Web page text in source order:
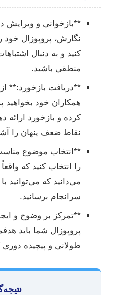
**بازخوانی و ویرایش
نگارش، پروپوزال خود
کنید و به دنبال
منطقی باشید.
**دریافت بازخورد:** از
همکاران خود بخواهید
کرده و بازخورد ارائه
نقاط ضعف پنهان را
**انتخاب موضوع
را انتخاب کنید که
می‌دانید که می‌توانید
سرانجام برسانید.
**تمرکز بر وضوح و
پروپوزال شما باید
طولانی و پیچیده دوری